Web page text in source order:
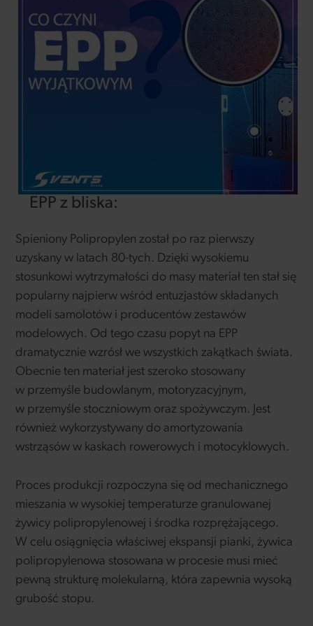
EPP z bliska:
Spieniony Polipropylen został po raz pierwszy
uzyskany w latach 80-tych. Dzięki wysokiemu
stosunkowi wytrzymałości do masy materiał ten stał się
popularny najpierw wśród entuzjastów składanych
modeli samolotów i producentów zestawów
modelowych. Od tego czasu popyt na EPP
dramatycznie wzrósł we wszystkich zakątkach świata.
Obecnie ten materiał jest szeroko stosowany
w przemyśle budowlanym, motoryzacyjnym,
w przemyśle stoczniowym oraz spożywczym. Jest
również wykorzystywany do amortyzowania
wstrząsów w kaskach rowerowych i motocyklowych.
Proces produkcji rozpoczyna się od mechanicznego
mieszania w wysokiej temperaturze granulowanej
żywicy polipropylenowej i środka rozprężającego.
W celu osiągnięcia właściwej ekspansji pianki, żywica
polipropylenowa stosowana w procesie musi mieć
pewną strukturę molekularną, która zapewnia wysoką
grubość stopu.